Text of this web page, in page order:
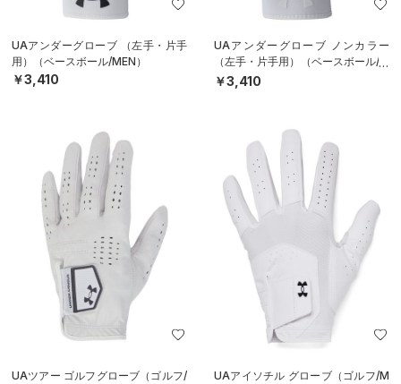
UAアンダーグローブ （左手・片手
用）（ベースボール/MEN）
￥3,410
UAアンダーグローブ ノンカラー
（左手・片手用）（ベースボール/M
EN）
￥3,410
UAツアー ゴルフグローブ（ゴルフ/
UAアイソチル グローブ（ゴルフ/M